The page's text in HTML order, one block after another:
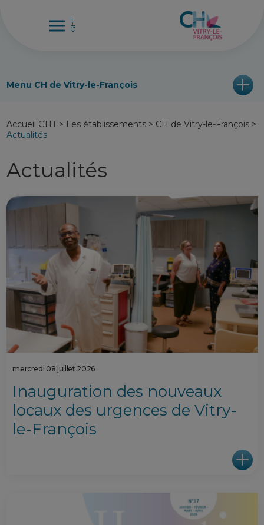
Menu CH de Vitry-le-François
Accueil GHT > Les établissements > CH de Vitry-le-François >
Actualités
Actualités
mercredi 08 juillet 2026
Inauguration des nouveaux
locaux des urgences de Vitry-
le-François